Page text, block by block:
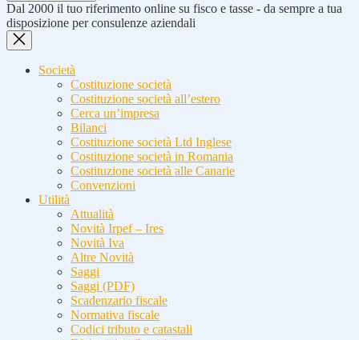
Dal 2000 il tuo riferimento online su fisco e tasse - da sempre a tua
disposizione per consulenze aziendali
Società
Costituzione società
Costituzione società all’estero
Cerca un’impresa
Bilanci
Costituzione società Ltd Inglese
Costituzione società in Romania
Costituzione società alle Canarie
Convenzioni
Utilità
Attualità
Novità Irpef – Ires
Novità Iva
Altre Novità
Saggi
Saggi (PDF)
Scadenzario fiscale
Normativa fiscale
Codici tributo e catastali